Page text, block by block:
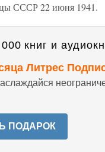
СССР 22 июня 1941.
книг и
Литрес
ПОДАРОК